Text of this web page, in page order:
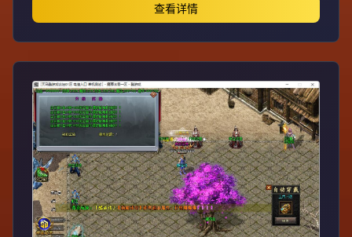
晚22:01刷新，首区攻沙奖励RMB 588无封顶。市场最强封
挂系统24小时接受举报，提醒设置二级密码防扫号。适度游
戏益脑，拒绝盗版，享受健康生活。
查看详情